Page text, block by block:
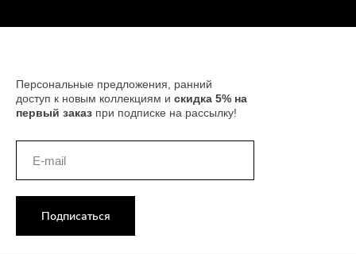
Персональные предложения, ранний
доступ к новым коллекциям и скидка 5% на
первый заказ при подписке на рассылку!
Подписаться